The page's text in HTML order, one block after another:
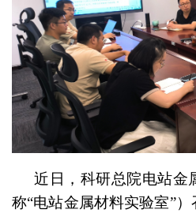
近日，科研总院电站金
称“电站金属材料实验室”）